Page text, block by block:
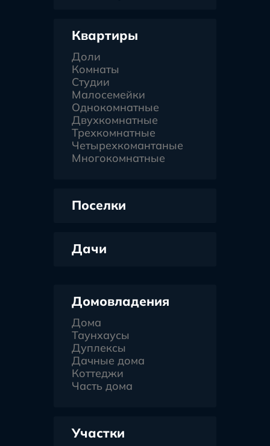
Квартиры
Доли
Комнаты
Студии
Малосемейки
Однокомнатные
Двухкомнатные
Трехкомнатные
Четырехкомантаные
Многокомнатные
Поселки
Дачи
Домовладения
Дома
Таунхаусы
Дуплексы
Дачные дома
Коттеджи
Часть дома
Участки